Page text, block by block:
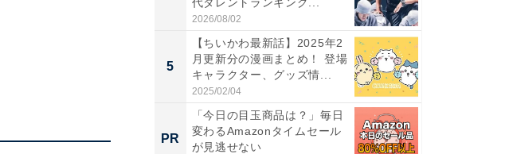
2026/08/02
5
【ちいかわ最新話】2025年2
月更新分の漫画まとめ！ 登場
キャラクター、グッズ情...
2025/02/04
PR
「今日の目玉商品は？」毎日
変わるAmazonタイムセール
が見逃せない